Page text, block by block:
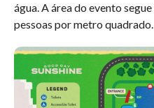
água. A área do evento
pessoas por metro quadrado.